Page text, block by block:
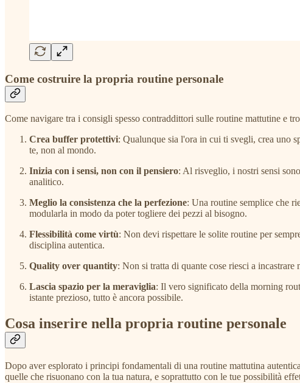
Come costruire la propria routine personale
Come navigare tra i consigli spesso contraddittori sulle routine mattutine e
Crea buffer protettivi: Qualunque sia l'ora in cui ti svegli, crea uno
te, non al mondo.
Inizia con i sensi, non con il pensiero: Al risveglio, i nostri sensi
analitico.
Meglio la consistenza che la perfezione: Una routine semplice che
modularla in modo da poter togliere dei pezzi al bisogno.
Flessibilità come virtù: Non devi rispettare le solite routine per
disciplina autentica.
Quality over quantity: Non si tratta di quante cose riesci a
Lascia spazio per la meraviglia: Il vero significato della morning
istante prezioso, tutto è ancora possibile.
Cosa inserire nella propria routine personale
Dopo aver esplorato i principi fondamentali di una routine mattutina
quelle che risuonano con la tua natura, e soprattutto con le tue possibilità